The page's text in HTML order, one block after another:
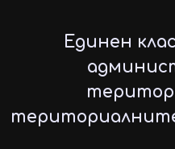
to
main
content
Единен